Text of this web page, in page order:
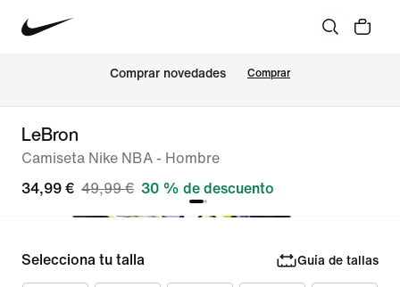
Comprar novedades Comprar
LeBron
Camiseta Nike NBA - Hombre
34,99 € 49,99 € 30 % de descuento
Selecciona tu talla Guía de tallas